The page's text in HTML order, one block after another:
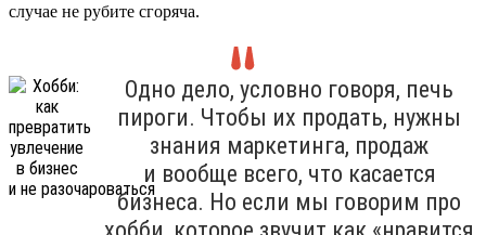
случае не рубите сгоряча.
Одно дело, условно говоря, печь
пироги. Чтобы их продать, нужны
знания маркетинга, продаж
и вообще всего, что касается
бизнеса. Но если мы говорим про